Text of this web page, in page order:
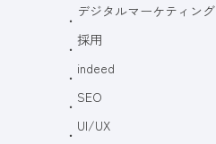
デジタルマーケティング
採用
indeed
SEO
UI/UX